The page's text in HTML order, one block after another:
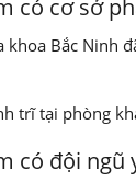
có cơ sở
khoa Bắc Ninh
trĩ tại phòng
có đội ngũ